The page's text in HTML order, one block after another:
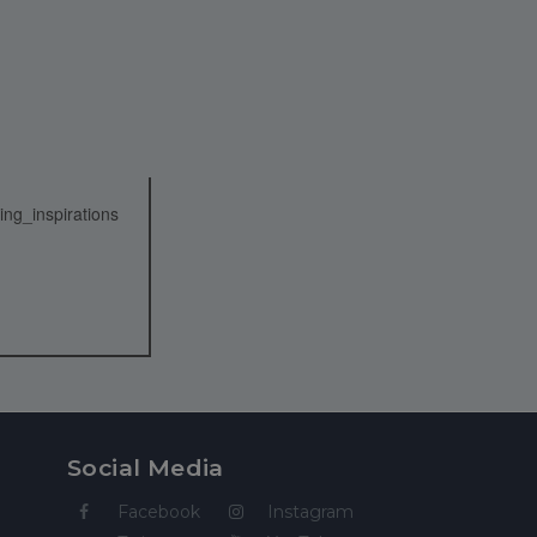
Social Media
Facebook
Instagram